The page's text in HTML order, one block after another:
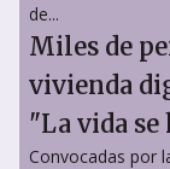
de...
Miles de
vivienda
"La vida
Convocadas por